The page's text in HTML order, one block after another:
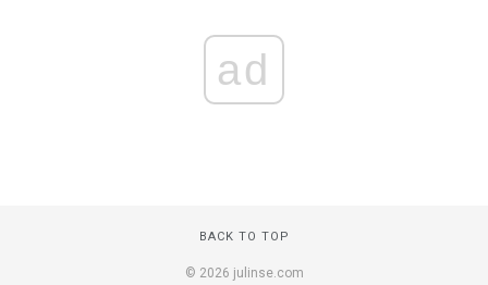
ad
BACK TO TOP
© 2026 julinse.com